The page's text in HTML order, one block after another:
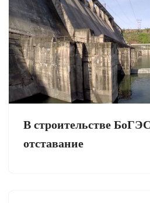
В строительстве
отставание